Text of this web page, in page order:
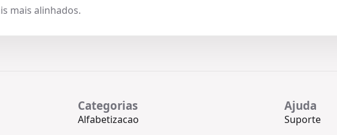
mais alinhados.
Categorias
Alfabetizacao
Ajuda
Suporte